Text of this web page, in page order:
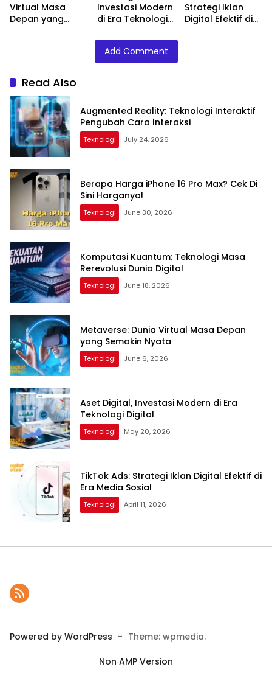
Virtual Masa
Depan yang
Investasi Modern
di Era Teknologi
Strategi Iklan
Digital Efektif di
Add Comment
Read Also
Augmented Reality: Teknologi Interaktif
Pengubah Cara Interaksi
Teknologi July 24, 2026
Berapa Harga iPhone 16 Pro Max? Cek Di
Sini Harganya!
Teknologi June 30, 2026
Komputasi Kuantum: Teknologi Masa
Rerevolusi Dunia Digital
Teknologi June 18, 2026
Metaverse: Dunia Virtual Masa Depan
yang Semakin Nyata
Teknologi June 6, 2026
Aset Digital, Investasi Modern di Era
Teknologi Digital
Teknologi May 20, 2026
TikTok Ads: Strategi Iklan Digital Efektif di
Era Media Sosial
Teknologi April 11, 2026
Powered by WordPress - Theme: wpmedia.
Non AMP Version